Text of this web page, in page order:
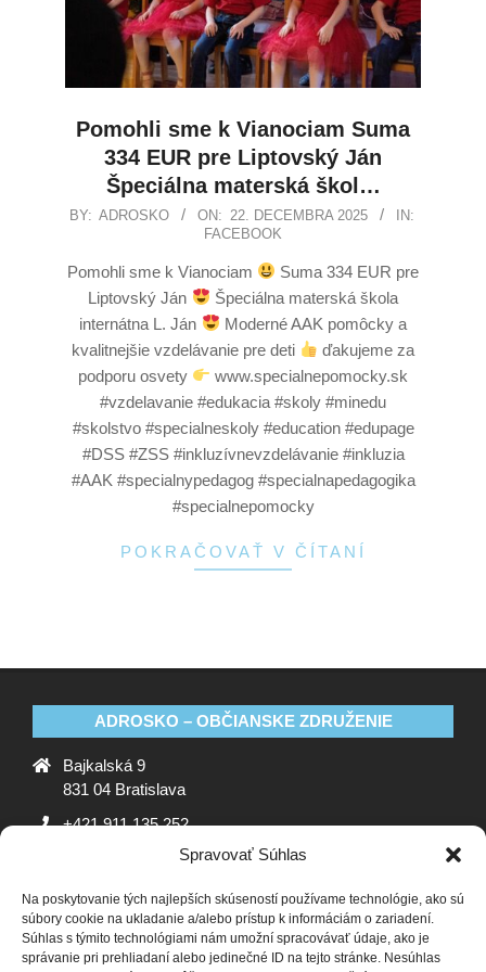
Spravovať Súhlas
Na poskytovanie tých najlepších skúseností používame technológie, ako sú
súbory cookie na ukladanie a/alebo prístup k informáciám o zariadení.
Súhlas s týmito technológiami nám umožní spracovávať údaje, ako je
správanie pri prehliadaní alebo jedinečné ID na tejto stránke. Nesúhlas
Pomohli sme k Vianociam Suma
334 EUR pre Liptovský Ján
Špeciálna materská škol…
BY: ADROSKO ON: 22. DECEMBRA 2025
IN:
FACEBOOK
Pomohli sme k Vianociam
Suma 334 EUR pre
Liptovský Ján
Špeciálna materská škola
internátna L. Ján
Moderné AAK pomôcky a
kvalitnejšie vzdelávanie pre deti
ďakujeme za
podporu osvety
www.specialnepomocky.sk
#vzdelavanie #edukacia #skoly #minedu
#skolstvo #specialneskoly #education #edupage
#DSS #ZSS #inkluzívnevzdelávanie #inkluzia
#AAK #specialnypedagog #specialnapedagogika
#specialnepomocky
POKRAČOVAŤ V ČÍTANÍ
ADROSKO – OBČIANSKE ZDRUŽENIE
Bajkalská 9
831 04 Bratislava
+421 911 135 252
ADROSKO
Stanovy OZ Ochrana osobných údajov
Zásady